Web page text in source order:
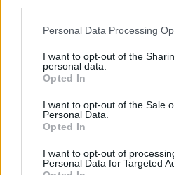
Personal Data Processing
I want to opt-out of the
personal data.
Opted In
I want to opt-out of the Sale
Personal Data.
Opted In
I want to opt-out of
Personal Data for Targeted
2025. március 05., szerda
Zelenszkij